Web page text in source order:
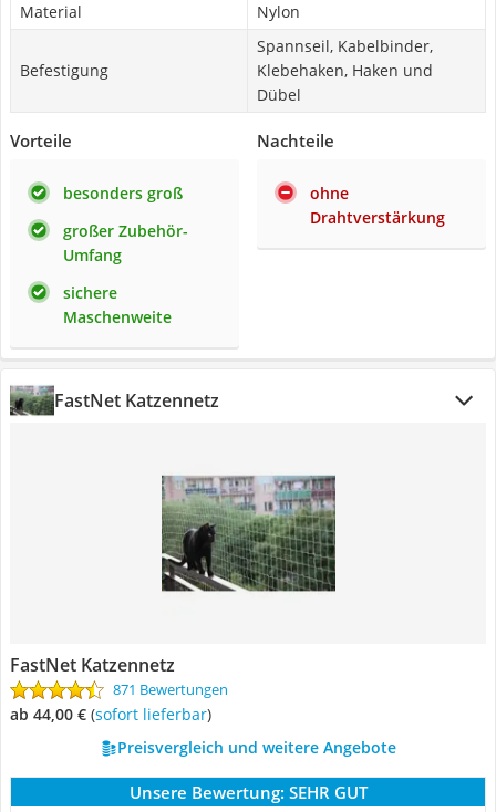
Material
Nylon
Befestigung
Spannseil, Kabelbinder,
Klebehaken, Haken und
Dübel
Vorteile
besonders groß
großer Zubehör-
Umfang
sichere
Maschenweite
Nachteile
ohne
Drahtverstärkung
FastNet Katzennetz
FastNet Katzennetz
871 Bewertungen
ab 44,00 € ( Sofort lieferbar)
Preisvergleich und weitere Angebote
Unsere Bewertung: SEHR GUT